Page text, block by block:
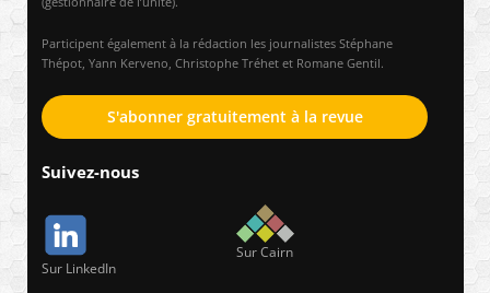
Participent également à la rédaction les journalistes Stéphane
Thépot, Yann Kerveno, Christophe Tréhet et Romane Gentil.
S'abonner gratuitement à la revue
Suivez-nous
Sur LinkedIn
Sur Cairn